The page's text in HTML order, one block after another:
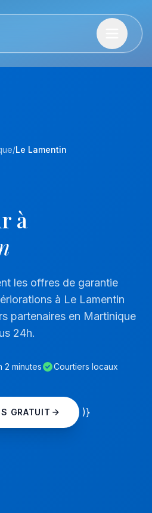
/Le Lamentin
à
les offres de garantie
à Le Lamentin
partenaires en Martinique
24h.
2 minutes Courtiers locaux
GRATUIT )}